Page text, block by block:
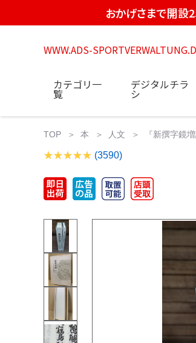
おかげさまで開設
WWW.ADS-
カテゴリ一
覧
デジタルチラ
シ
TOP 本 人文 『新撰字鏡
(3590)